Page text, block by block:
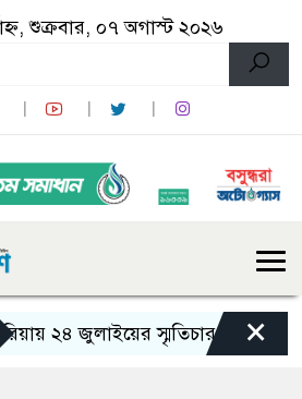
শুক্রবার, ০৭ অগাস্ট ২০২৬
জুলাইয়ের স্মৃতিচারণ: গুমের ভয়াবহ
×